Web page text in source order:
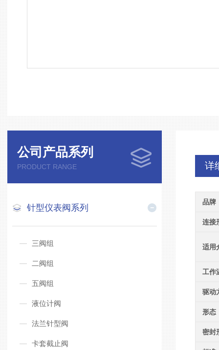
公司产品系列
PRODUCT RANGE
针型仪表阀系列
三阀组
二阀组
五阀组
液位计阀
法兰针型阀
卡套截止阀
详
品牌
连接
适用
工作
驱动
形态
密封